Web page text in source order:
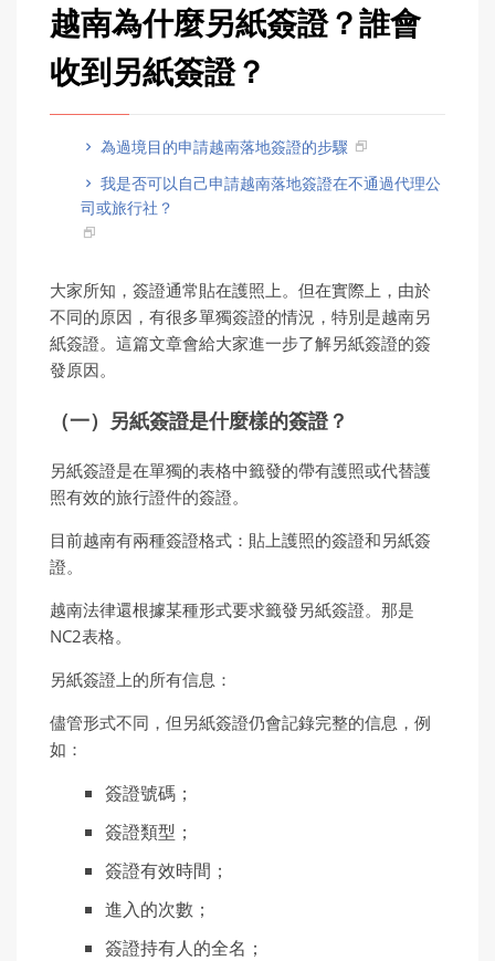
越南為什麼另紙簽證？誰會
收到另紙簽證？
為過境目的申請越南落地簽證的步驟
我是否可以自己申請越南落地簽證在不通過代理公
司或旅行社？
大家所知，簽證通常貼在護照上。但在實際上，由於
不同的原因，有很多單獨簽證的情況，特別是越南另
紙簽證。這篇文章會給大家進一步了解另紙簽證的簽
發原因。
（一）另紙簽證是什麼樣的簽證？
另紙簽證是在單獨的表格中籤發的帶有護照或代替護
照有效的旅行證件的簽證。
目前越南有兩種簽證格式：貼上護照的簽證和另紙簽
證。
越南法律還根據某種形式要求籤發另紙簽證。那是
NC2表格。
另紙簽證上的所有信息：
儘管形式不同，但另紙簽證仍會記錄完整的信息，例
如：
簽證號碼；
簽證類型；
簽證有效時間；
進入的次數；
簽證持有人的全名；